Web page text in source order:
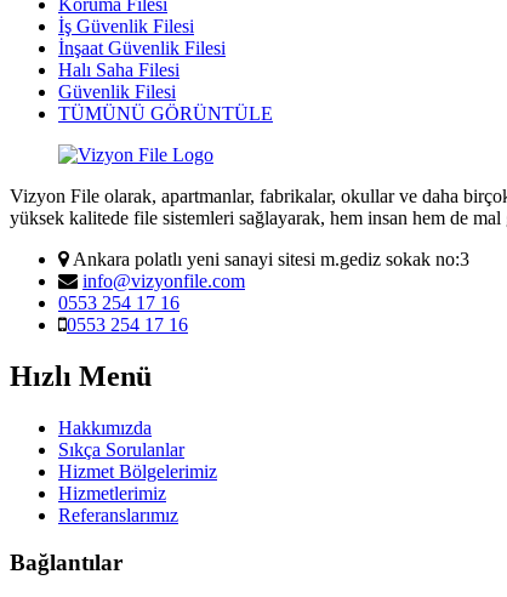
Koruma Filesi
İş Güvenlik Filesi
İnşaat Güvenlik Filesi
Halı Saha Filesi
Güvenlik Filesi
TÜMÜNÜ GÖRÜNTÜLE
Vizyon File olarak, apartmanlar, fabrikalar, okullar ve daha
yüksek kalitede file sistemleri sağlayarak, hem insan hem de
Ankara polatlı yeni sanayi sitesi m.gediz sokak no:3
info@vizyonfile.com
0553 254 17 16
0553 254 17 16
Hızlı Menü
Hakkımızda
Sıkça Sorulanlar
Hizmet Bölgelerimiz
Hizmetlerimiz
Referanslarımız
Bağlantılar